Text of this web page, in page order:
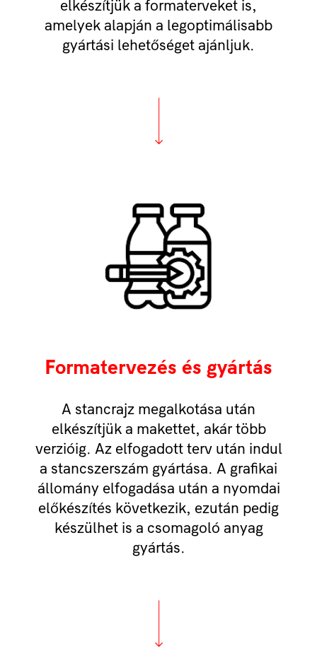
elkészítjük a formaterveket is,
amelyek alapján a legoptimálisabb
gyártási lehetőséget ajánljuk.
Formatervezés és gyártás
A stancrajz megalkotása után
elkészítjük a makettet, akár több
verzióig. Az elfogadott terv után indul
a stancszerszám gyártása. A grafikai
állomány elfogadása után a nyomdai
előkészítés következik, ezután pedig
készülhet is a csomagoló anyag
gyártás.